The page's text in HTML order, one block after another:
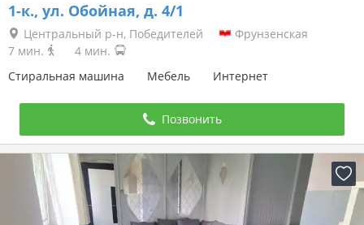
1-к., ул. Обойная, д. 4/1
Центральный р-н, Победителей
Фрунзенская
7 мин.
4 мин.
Стиральная машина
Мебель Интернет
Позвонить